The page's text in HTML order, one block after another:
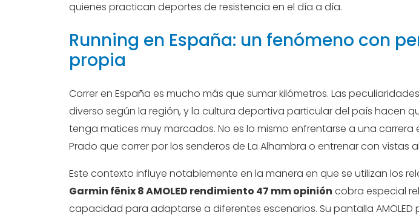
quienes practican deportes de resistencia en el día a día.
Running en España: un fenómeno con
propia
Correr en España es mucho más que sumar kilómetros. Las
diverso según la región, y la cultura deportiva particular del país hacen
tenga matices muy marcados. No es lo mismo enfrentarse a una carrera
Prado que correr por los senderos de La Alhambra o entrenar con vistas
Este contexto influye notablemente en la manera en que se utilizan los
Garmin fēnix 8 AMOLED rendimiento 47 mm opinión cobra especial
capacidad para adaptarse a diferentes escenarios. Su pantalla